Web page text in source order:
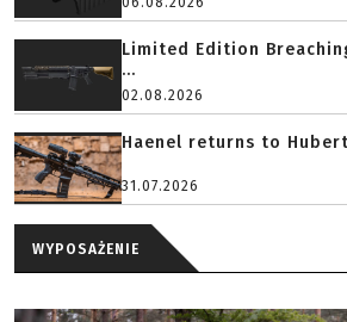
Limited Edition
...
02.08.2026
Haenel returns to
31.07.2026
WYPOSAŻENIE